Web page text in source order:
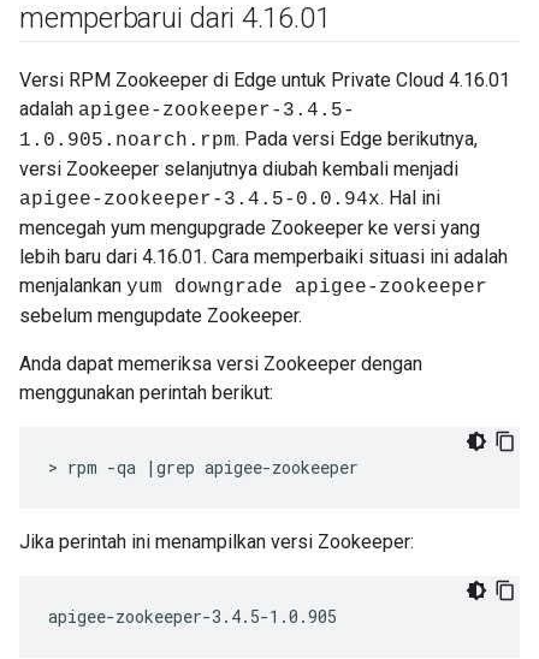
memperbarui dari 4.16.01
Versi RPM Zookeeper di Edge untuk Private Cloud 4.16.01
adalah apigee-zookeeper-3.4.5-
1.0.905.noarch.rpm. Pada versi Edge berikutnya,
versi Zookeeper selanjutnya diubah kembali menjadi
apigee-zookeeper-3.4.5-0.0.94x. Hal ini
mencegah yum mengupgrade Zookeeper ke versi yang
lebih baru dari 4.16.01. Cara memperbaiki situasi ini adalah
menjalankan yum downgrade apigee-zookeeper
sebelum mengupdate Zookeeper.
Anda dapat memeriksa versi Zookeeper dengan
menggunakan perintah berikut:
> rpm -qa |grep apigee-zookeeper
Jika perintah ini menampilkan versi Zookeeper:
apigee-zookeeper-3.4.5-1.0.905